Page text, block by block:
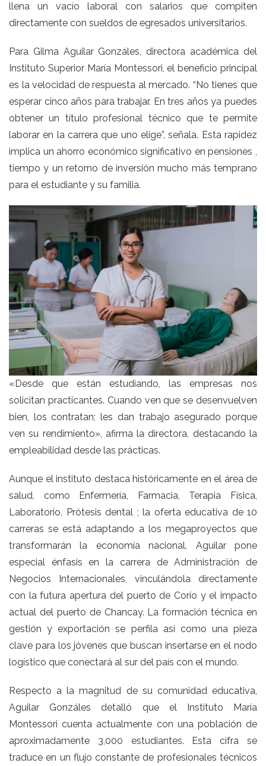
llena un vacío laboral con salarios que compiten
directamente con sueldos de egresados universitarios.
Para Gilma Aguilar Gonzáles, directora académica del
Instituto Superior María Montessori, el beneficio principal
es la velocidad de respuesta al mercado. “No tienes que
esperar cinco años para trabajar. En tres años ya puedes
obtener un título profesional técnico que te permite
laborar en la carrera que uno elige”, señala. Esta rapidez
implica un ahorro económico significativo en pensiones ,
tiempo y un retorno de inversión mucho más temprano
para el estudiante y su familia.
«Desde que están estudiando, las empresas nos
solicitan practicantes. Cuando ven que se desenvuelven
bien, los contratan; les dan trabajo asegurado porque
ven su rendimiento», afirma la directora, destacando la
empleabilidad desde las prácticas.
Aunque el instituto destaca históricamente en el área de
salud, como Enfermería, Farmacia, Terapia Física,
Laboratorio, Prótesis dental ; la oferta educativa de 10
carreras se está adaptando a los megaproyectos que
transformarán la economía nacional. Aguilar pone
especial énfasis en la carrera de Administración de
Negocios Internacionales, vinculándola directamente
con la futura apertura del puerto de Corío y el impacto
actual del puerto de Chancay. La formación técnica en
gestión y exportación se perfila así como una pieza
clave para los jóvenes que buscan insertarse en el nodo
logístico que conectará al sur del país con el mundo.
Respecto a la magnitud de su comunidad educativa,
Aguilar Gonzáles detalló que el Instituto María
Montessori cuenta actualmente con una población de
aproximadamente 3,000 estudiantes. Esta cifra se
traduce en un flujo constante de profesionales técnicos